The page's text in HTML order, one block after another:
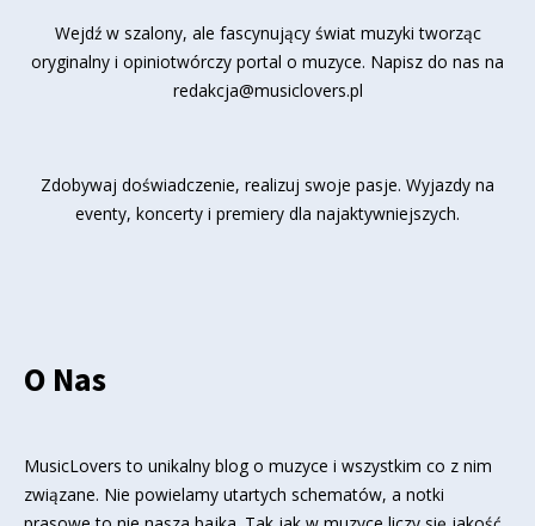
Wejdź w szalony, ale fascynujący świat muzyki tworząc
oryginalny i opiniotwórczy portal o muzyce. Napisz do nas na
redakcja@musiclovers.pl
Zdobywaj doświadczenie, realizuj swoje pasje. Wyjazdy na
eventy, koncerty i premiery dla najaktywniejszych.
O Nas
MusicLovers to unikalny blog o muzyce i wszystkim co z nim
związane. Nie powielamy utartych schematów, a notki